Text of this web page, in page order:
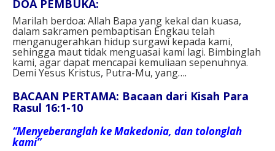
DOA PEMBUKA⁣:
Marilah berdoa: Allah Bapa yang kekal dan kuasa,
dalam sakramen pembaptisan Engkau telah
menganugerahkan hidup surgawi kepada kami,
sehingga maut tidak menguasai kami lagi. Bimbinglah
kami, agar dapat mencapai kemuliaan sepenuhnya.
Demi Yesus Kristus, Putra-Mu, yang….⁣
BACAAN PERTAMA: Bacaan dari Kisah Para
Rasul 16:1-10
“Menyeberanglah ke Makedonia, dan tolonglah
kami”